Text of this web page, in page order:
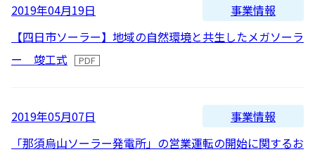
2019年04月19日
事業情報
【四日市ソーラー】地域の自然環境と共生したメガソーラ
ー 竣工式
2019年05月07日
事業情報
「那須烏山ソーラー発電所」の営業運転の開始に関するお